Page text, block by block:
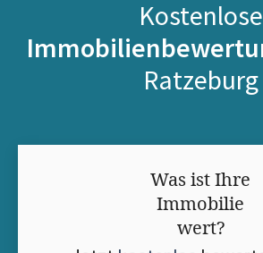
Kostenlose
Ratzeburg
Was ist Ihre
Immobilie
wert?